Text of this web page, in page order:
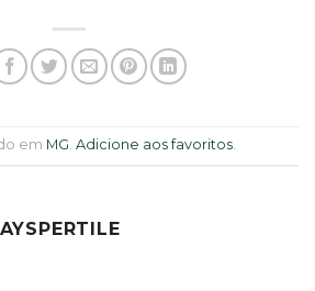
em MG. Adicione aos favoritos.